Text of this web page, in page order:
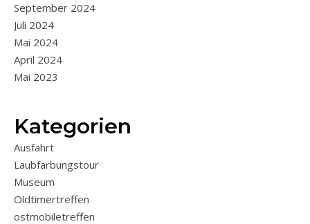
September 2024
Juli 2024
Mai 2024
April 2024
Mai 2023
Kategorien
Ausfahrt
Laubfärbungstour
Museum
Oldtimertreffen
ostmobiletreffen